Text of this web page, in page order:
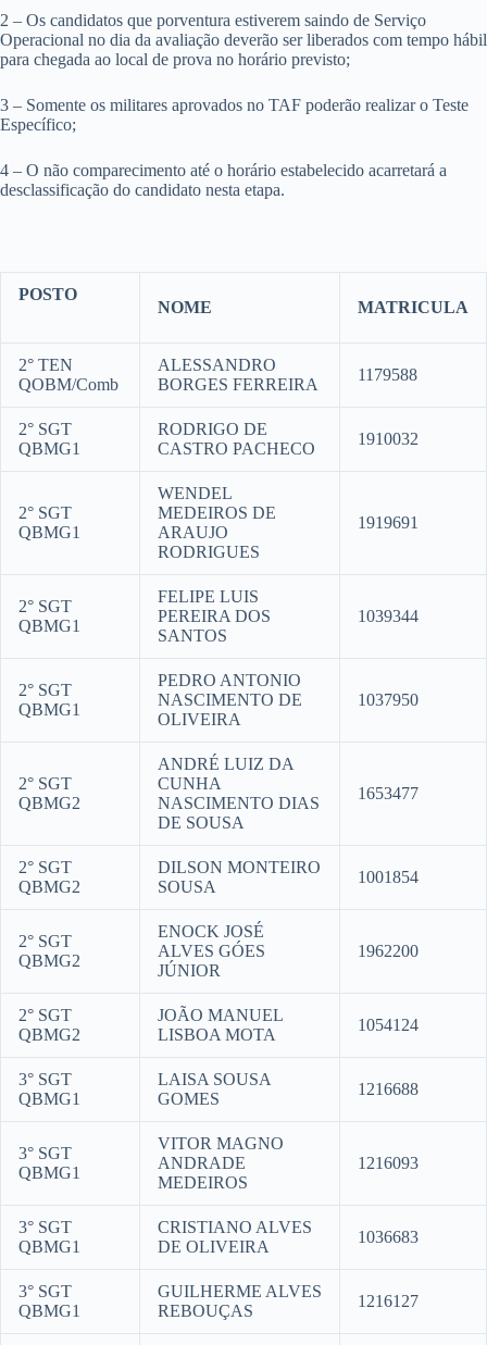
2 – Os candidatos que porventura estiverem saindo de Serviço
Operacional no dia da avaliação deverão ser liberados com tempo hábil
para chegada ao local de prova no horário previsto;
3 – Somente os militares aprovados no TAF poderão realizar o Teste
Específico;
4 – O não comparecimento até o horário estabelecido acarretará a
desclassificação do candidato nesta etapa.
POSTO
NOME MATRICULA
2° TEN
QOBM/Comb
ALESSANDRO
BORGES FERREIRA
1179588
2° SGT
QBMG1
RODRIGO DE
CASTRO PACHECO
1910032
2° SGT
QBMG1
WENDEL
MEDEIROS DE
ARAUJO
RODRIGUES
1919691
2° SGT
QBMG1
FELIPE LUIS
PEREIRA DOS
SANTOS
1039344
2° SGT
QBMG1
PEDRO ANTONIO
NASCIMENTO DE
OLIVEIRA
1037950
2° SGT
QBMG2
ANDRÉ LUIZ DA
CUNHA
NASCIMENTO DIAS
DE SOUSA
1653477
2° SGT
QBMG2
DILSON MONTEIRO
SOUSA
1001854
2° SGT
QBMG2
ENOCK JOSÉ
ALVES GÓES
JÚNIOR
1962200
2° SGT
QBMG2
JOÃO MANUEL
LISBOA MOTA
1054124
3° SGT
QBMG1
LAISA SOUSA
GOMES
1216688
3° SGT
QBMG1
VITOR MAGNO
ANDRADE
MEDEIROS
1216093
3° SGT
QBMG1
CRISTIANO ALVES
DE OLIVEIRA
1036683
3° SGT
QBMG1
GUILHERME ALVES
REBOUÇAS
1216127